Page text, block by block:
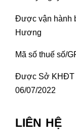
Được vận hành
Hương
Mã số thuế số/
Được Sở KHĐT
06/07/2022
LIÊN HỆ